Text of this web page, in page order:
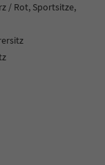
/ Rot, Sportsitze,